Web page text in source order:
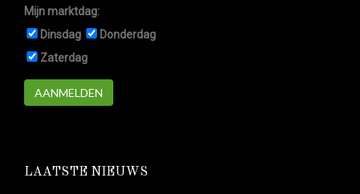
Mijn marktdag:
Dinsdag
Donderdag
Zaterdag
AANMELDEN
LAATSTE NIEUWS